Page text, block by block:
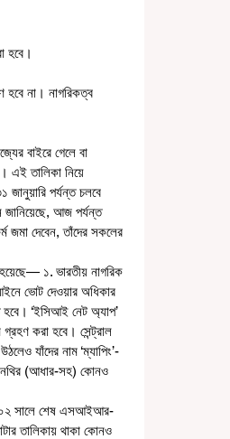
হবে।
হবে না। নাগরিকত্ব
এই তালিকা নিয়ে
জানুয়ারি পর্যন্ত চলবে
জানিয়েছে, আজ পর্যন্ত
জমা দেবেন, তাঁদের সকলের
ভোট দেওয়ার অধিকার
হবে। ‘ইসিআই নেট অ্যাপ’
করা হবে। সেন্ট্রাল
যাঁদের নাম ‘ম্যাপিং’-
নথির (আধার-সহ) কোনও
তালিকায় থাকা কোনও